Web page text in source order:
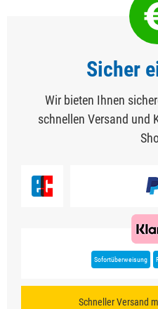
Sicher
Wir bieten Ihnen
schnellen Versand und
Sofortüberweisung
Schneller Versand